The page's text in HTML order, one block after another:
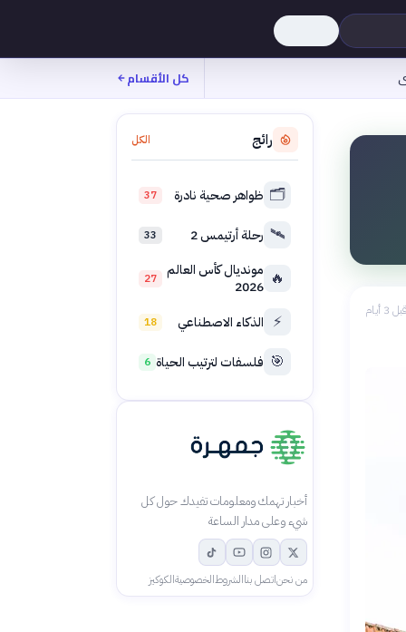
كل الأقسام
قبل 3 أيام
رائج الكل
🗂️ ظواهر صحية نادرة 37
🛰️ رحلة أرتيمس 2 33
🔥 مونديال كأس العالم
2026
27
⚡ الذكاء الاصطناعي 18
🎯 فلسفات لترتيب الحياة 6
أخبار تهمك ومعلومات تفيدك حول كل
شيء وعلى مدار الساعة
من نحناتصل بناالشروطالخصوصيةالكوكيز